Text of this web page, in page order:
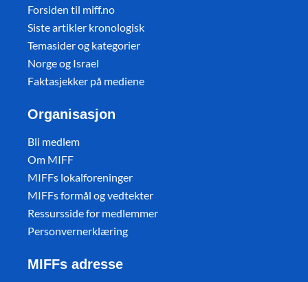
Forsiden til miff.no
Siste artikler kronologisk
Temasider og kategorier
Norge og Israel
Faktasjekker på mediene
Organisasjon
Bli medlem
Om MIFF
MIFFs lokalforeninger
MIFFs formål og vedtekter
Ressursside for medlemmer
Personvernerklæring
MIFFs adresse